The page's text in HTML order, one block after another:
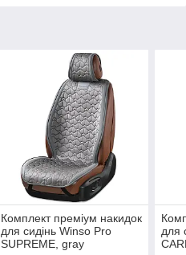
Комплект преміум накидок
для сидінь Winso Pro
SUPREME, gray
для